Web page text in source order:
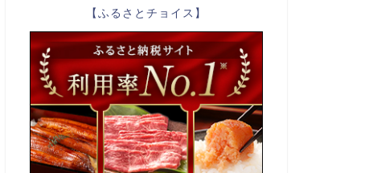
【ふるさとチョイス】